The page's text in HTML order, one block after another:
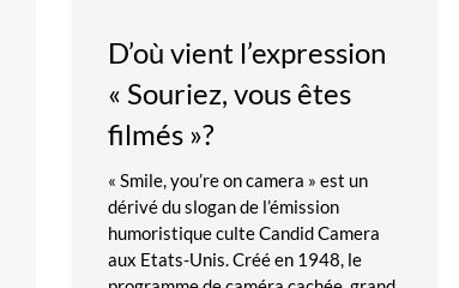
D’où vient l’expression
« Souriez, vous êtes
filmés »?
« Smile, you’re on camera » est un
dérivé du slogan de l’émission
humoristique culte Candid Camera
aux Etats-Unis. Créé en 1948, le